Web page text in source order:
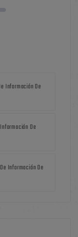
Información De
De
Información De